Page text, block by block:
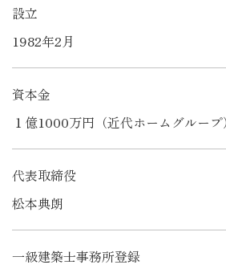
設立
1982年2月
資本金
１億1000万円（近代ホームグループ）
代表取締役
松本典朗
一級建築士事務所登録